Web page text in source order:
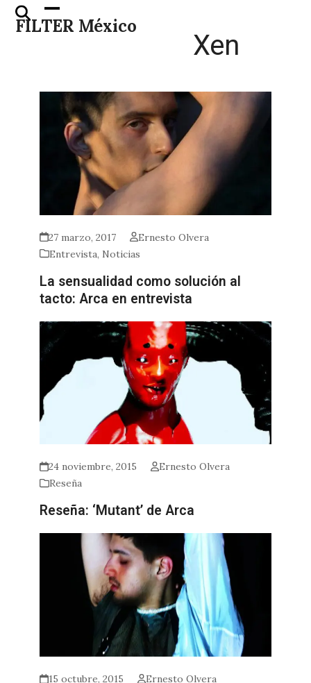
Skip
FILTER México
Open
mobile
Close
mobile
Xen
27 marzo, 2017
Ernesto Olvera
Entrevista, Noticias
La sensualidad como solución al
tacto: Arca en entrevista
24 noviembre, 2015
Ernesto Olvera
Reseña
Reseña: ‘Mutant’ de Arca
15 octubre, 2015
Ernesto Olvera